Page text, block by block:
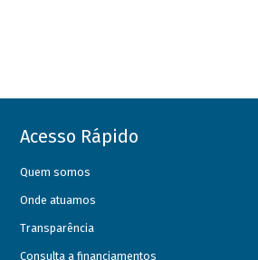
Acesso Rápido
Quem somos
Onde atuamos
Transparência
Consulta a financiamentos